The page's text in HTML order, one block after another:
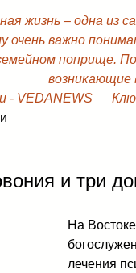
жизнь – одна из
очень важно
поприще.
возникающие
- VEDANEWS
и три
На
лечения